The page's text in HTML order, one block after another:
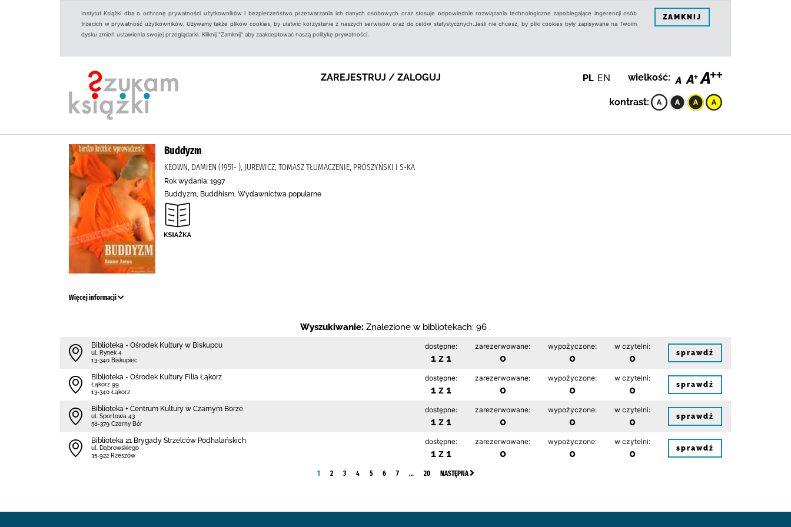
Instytut Książki dba o ochronę prywatności użytkowników i bezpieczeństwo przetwarzania ich danych osobowych oraz stosuje odpowiednie rozwiązania technologiczne zapobiegające ingerencji osób
trzecich w prywatność użytkowników. Używamy także plików cookies, by ułatwić korzystanie z naszych serwisów oraz do celów statystycznych.Jeśli nie chcesz, by pliki cookies były zapisywane na Twoim
dysku zmień ustawienia swojej przeglądarki. Kliknij "Zamknij" aby zaakceptować naszą politykę prywatności.
ZAMKNIJ
ZAREJESTRUJ / ZALOGUJ PL EN wielkość:
kontrast:
Buddyzm
KEOWN, DAMIEN (1951- ), JUREWICZ, TOMASZ TŁUMACZENIE, PRÓSZYŃSKI I S-KA
Rok wydania: 1997
Buddyzm, Buddhism, Wydawnictwa popularne
Więcej informacji
Wyszukiwanie: Znalezione w bibliotekach: 96 .
Biblioteka - Ośrodek Kultury w Biskupcu
ul. Rynek 4
13-340 Biskupiec
dostępne:
1 z 1
zarezerwowane:
0
wypożyczone:
0
w czytelni:
0 sprawdź
Biblioteka - Ośrodek Kultury Filia Łąkorz
Łąkorz 99
13-340 Łąkorz
dostępne:
1 z 1
zarezerwowane:
0
wypożyczone:
0
w czytelni:
0 sprawdź
Biblioteka + Centrum Kultury w Czarnym Borze
ul. Sportowa 43
58-379 Czarny Bór
dostępne:
1 z 1
zarezerwowane:
0
wypożyczone:
0
w czytelni:
0 sprawdź
Biblioteka 21 Brygady Strzelców Podhalańskich
ul. Dąbrowskiego
35-922 Rzeszów
dostępne:
1 z 1
zarezerwowane:
0
wypożyczone:
0
w czytelni:
0 sprawdź
1 2 3 4 5 6 7 … 20 NASTĘPNA